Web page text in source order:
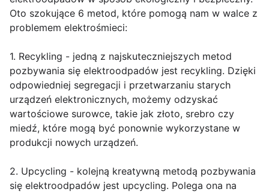
Oto szokujące 6 metod, które pomogą nam w walce z
problemem elektrośmieci:
1. Recykling - jedną z najskuteczniejszych metod
pozbywania się elektroodpadów jest recykling. Dzięki
odpowiedniej segregacji i przetwarzaniu starych
urządzeń elektronicznych, możemy odzyskać
wartościowe surowce, takie jak złoto, srebro czy
miedź, które mogą być ponownie wykorzystane w
produkcji nowych urządzeń.
2. Upcycling - kolejną kreatywną metodą pozbywania
się elektroodpadów jest upcycling. Polega ona na